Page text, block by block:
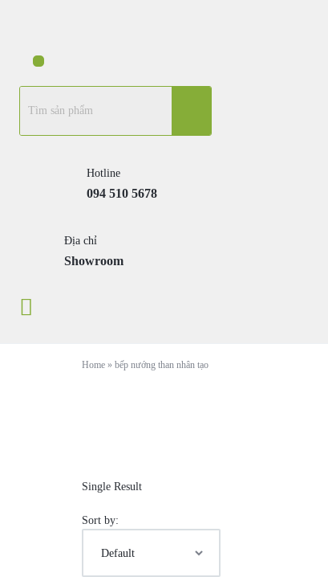
Hotline
094 510 5678
Địa chỉ
Showroom
Home » bếp nướng than nhân tạo
Single Result
Sort by: